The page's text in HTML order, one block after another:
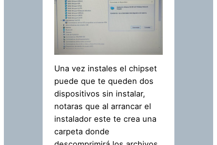
Una vez instales el chipset
puede que te queden dos
dispositivos sin instalar,
notaras que al arrancar el
instalador este te crea una
carpeta donde